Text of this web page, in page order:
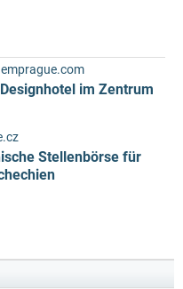
im Zentrum
Stellenbörse für